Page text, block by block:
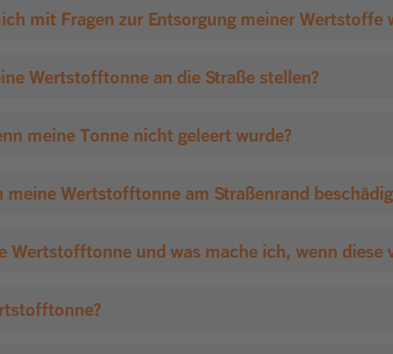
An wen kann ich mich mit Fragen zur Entsorgung
Wertstofftonne an die Straße stellen?
meine Tonne nicht geleert wurde?
meine Wertstofftonne am Straßenrand
Wertstofftonne und was mache ich, wenn diese